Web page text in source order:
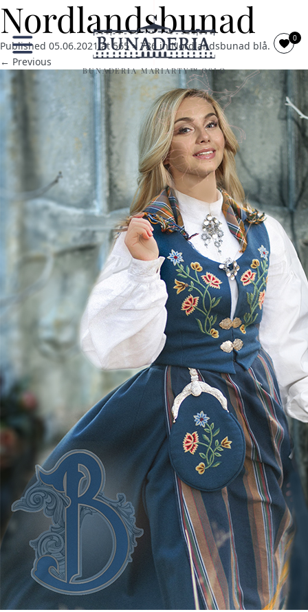
BUNADERIA MARIARTY™ OSLO
0
Nordlandsbunad
Published 05.06.2021at565 × 786inNordlandsbunad blå.
← Previous